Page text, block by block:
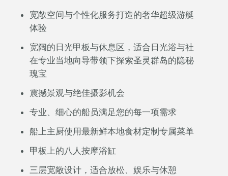
宽敞空间与个性化服务打造的奢华超级游艇
体验
宽阔的日光甲板与休息区，适合日光浴与社
在专业当地向导带领下探索圣灵群岛的隐秘
瑰宝
震撼景观与绝佳摄影机会
专业、细心的船员满足您的每一项需求
船上主厨使用最新鲜本地食材定制专属菜单
甲板上的八人按摩浴缸
三层宽敞设计，适合放松、娱乐与休憩